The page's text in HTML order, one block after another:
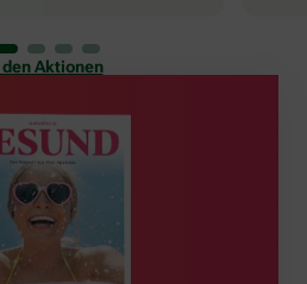
den Aktionen